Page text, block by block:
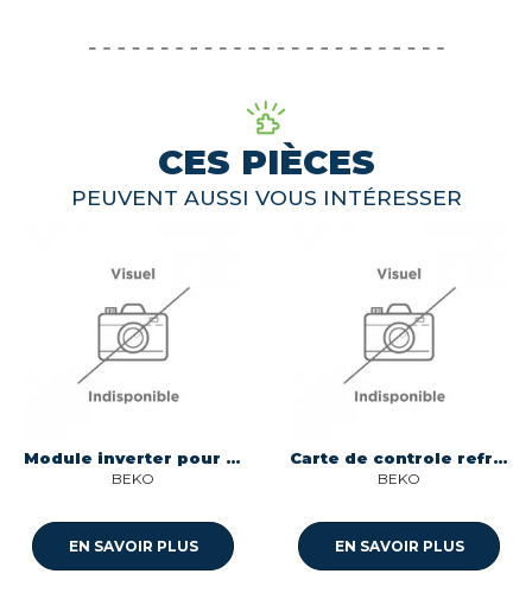
CES PIÈCES
PEUVENT AUSSI VOUS INTÉRESSER
Module inverter pour refrigerateur Beko C00921305
BEKO
EN SAVOIR PLUS
Carte de controle refrigerateur Beko 6147925301
BEKO
EN SAVOIR PLUS